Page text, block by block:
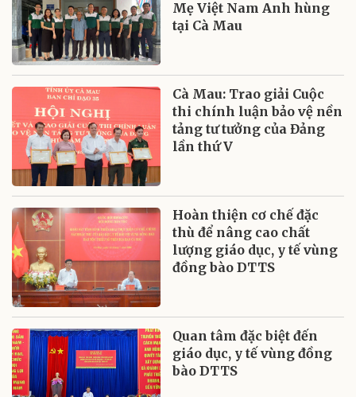
Mẹ Việt Nam Anh hùng
tại Cà Mau
Cà Mau: Trao giải Cuộc
thi chính luận bảo vệ nền
tảng tư tưởng của Đảng
lần thứ V
Hoàn thiện cơ chế đặc
thù để nâng cao chất
lượng giáo dục, y tế vùng
đồng bào DTTS
Quan tâm đặc biệt đến
giáo dục, y tế vùng đồng
bào DTTS